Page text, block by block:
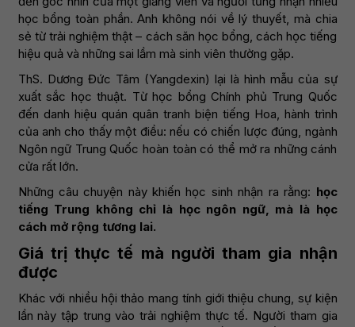
học bổng toàn phần. Anh không nói về lý thuyết, mà chia
sẻ từ trải nghiệm thật – cách săn học bổng, cách học tiếng
hiệu quả và những sai lầm mà sinh viên thường gặp.
ThS. Dương Đức Tâm (Yangdexin) lại là hình mẫu của sự
xuất sắc học thuật. Từ học bổng Chính phủ Trung Quốc
đến danh hiệu quán quân tranh biện tiếng Hoa, hành trình
của anh cho thấy một điều: nếu có chiến lược đúng, ngành
Ngôn ngữ Trung Quốc hoàn toàn có thể mở ra những cánh
cửa rất lớn.
Những câu chuyện này khiến học sinh nhận ra rằng: học
tiếng Trung không chỉ là học ngôn ngữ, mà là học
cách mở rộng tương lai.
Giá trị thực tế mà người tham gia nhận
được
Khác với nhiều hội thảo mang tính giới thiệu chung, sự kiện
lần này tập trung vào trải nghiệm thực tế. Người tham gia